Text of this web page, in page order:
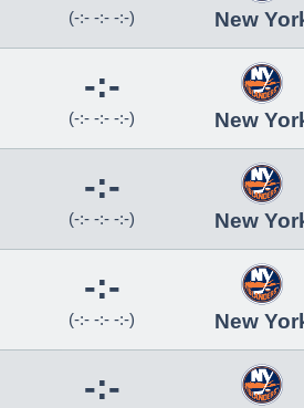
(-:- -:- -:-) New
-:-
(-:- -:- -:-) New
-:-
(-:- -:- -:-) New
-:-
(-:- -:- -:-) New
-:-